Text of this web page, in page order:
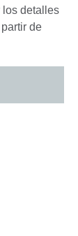
los detalles
de